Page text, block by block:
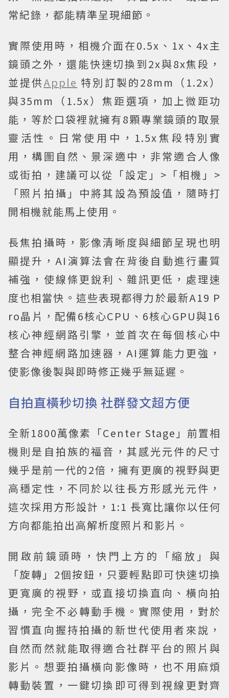
常紀錄，都能精準呈現細節。
實際使用時，相機介面在0.5x、1x、4x主
鏡頭之外，還能快速切換到2x與8x焦段，
並提供Apple 特別訂製的28mm（1.2x）
與35mm（1.5x）焦距選項，加上微距功
能，等於口袋裡就擁有8顆專業鏡頭的取景
靈活性。日常使用中，1.5x焦段特別實
用，構圖自然、景深適中，非常適合人像
或街拍，建議可以從「設定」>「相機」>
「照片拍攝」中將其設為預設值，隨時打
開相機就能馬上使用。
長焦拍攝時，影像清晰度與細節呈現也明
顯提升，AI演算法會在背後自動進行畫質
補強，使線條更銳利、雜訊更低，處理速
度也相當快。這些表現都得力於最新A19 P
ro晶片，配備6核心CPU、6核心GPU與16
核心神經網路引擎，並首次在每個核心中
整合神經網路加速器，AI運算能力更強，
使影像後製與即時修正幾乎無延遲。
自拍直橫秒切換 社群發文超方便
全新1800萬像素「Center Stage」前置相
機則是自拍族的福音，其感光元件的尺寸
幾乎是前一代的2倍，擁有更廣的視野與更
高穩定性，不同於以往長方形感光元件，
這次採用方形設計，1:1 長寬比讓你以任何
方向都能拍出高解析度照片和影片。
開啟前鏡頭時，快門上方的「縮放」與
「旋轉」2個按鈕，只要輕點即可快速切換
更寬廣的視野，或直接切換直向、橫向拍
攝，完全不必轉動手機。實際使用，對於
習慣直向握持拍攝的新世代使用者來說，
自然而然就能取得適合社群平台的照片與
影片。想要拍攝橫向影像時，也不用麻煩
轉動裝置，一鍵切換即可得到視線更對齊